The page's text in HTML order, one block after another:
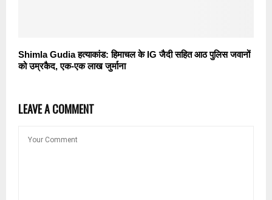
Shimla Gudia हत्याकांड: हिमाचल के IG जैदी सहित आठ पुलिस जवानों
को उम्रकैद, एक-एक लाख जुर्माना
LEAVE A COMMENT